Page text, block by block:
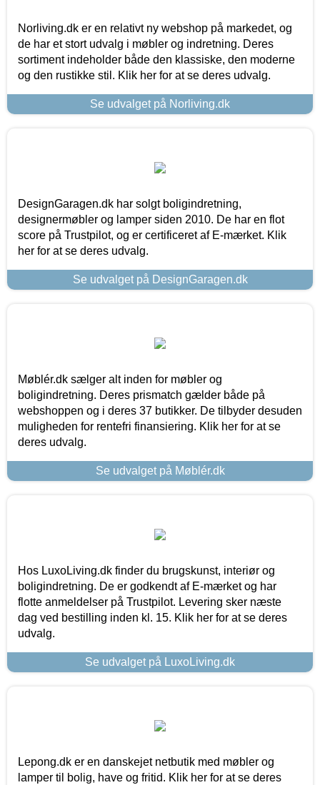
Norliving.dk er en relativt ny webshop på markedet, og
de har et stort udvalg i møbler og indretning. Deres
sortiment indeholder både den klassiske, den moderne
og den rustikke stil. Klik her for at se deres udvalg.
Se udvalget på Norliving.dk
DesignGaragen.dk har solgt boligindretning,
designermøbler og lamper siden 2010. De har en flot
score på Trustpilot, og er certificeret af E-mærket. Klik
her for at se deres udvalg.
Se udvalget på DesignGaragen.dk
Møblér.dk sælger alt inden for møbler og
boligindretning. Deres prismatch gælder både på
webshoppen og i deres 37 butikker. De tilbyder desuden
muligheden for rentefri finansiering. Klik her for at se
deres udvalg.
Se udvalget på Møblér.dk
Hos LuxoLiving.dk finder du brugskunst, interiør og
boligindretning. De er godkendt af E-mærket og har
flotte anmeldelser på Trustpilot. Levering sker næste
dag ved bestilling inden kl. 15. Klik her for at se deres
udvalg.
Se udvalget på LuxoLiving.dk
Lepong.dk er en danskejet netbutik med møbler og
lamper til bolig, have og fritid. Klik her for at se deres